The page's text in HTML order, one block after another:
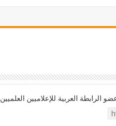
العربية للإعلاميين العلميين